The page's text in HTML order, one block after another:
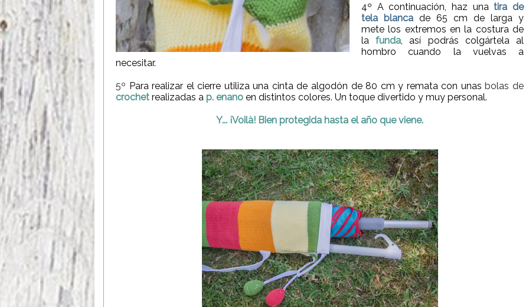
4º A continuación, haz unatira de
tela blanca de 65 cm de larga y
mete los extremos en la costura de
lafunda, así podrás colgártela al
hombro cuando la vuelvas a
necesitar.
5º Para realizar el cierre utiliza una cinta de algodón de 80 cm y remata con unasbolas de
crochet realizadas a p. enano en distintos colores. Un toque divertido y muy personal.
Y... ¡Voilà! Bien protegida hasta el año que viene.